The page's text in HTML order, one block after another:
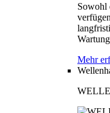
Sowohl
Mehr